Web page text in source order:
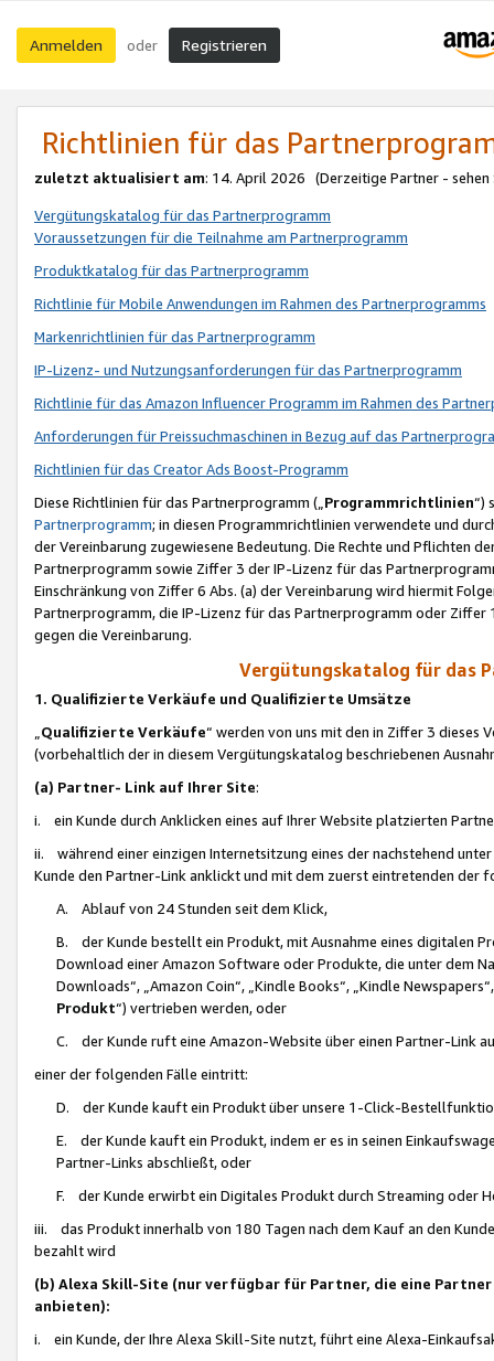
Anmelden oder Registrieren
Richtlinien für das
zuletzt aktualisiert am: 14. April 2026 (Derzeitige Partner - sehen
Vergütungskatalog für das Partnerprogramm
Voraussetzungen für die Teilnahme am Partnerprogramm
Produktkatalog für das Partnerprogramm
Richtlinie für Mobile Anwendungen im Rahmen des Partnerprogramms
Markenrichtlinien für das Partnerprogramm
IP-Lizenz- und Nutzungsanforderungen für das Partnerprogramm
Richtlinie für das Amazon Influencer Programm im Rahmen des
Anforderungen für Preissuchmaschinen in Bezug auf das
Richtlinien für das Creator Ads Boost-Programm
Diese Richtlinien für das Partnerprogramm („Programmrichtlinien“)
Partnerprogramm; in diesen Programmrichtlinien verwendete und
der Vereinbarung zugewiesene Bedeutung. Die Rechte und Pflichten
Partnerprogramm sowie Ziffer 3 der IP-Lizenz für das
Einschränkung von Ziffer 6 Abs. (a) der Vereinbarung wird hiermit
Partnerprogramm, die IP-Lizenz für das Partnerprogramm oder
gegen die Vereinbarung.
Vergütungskatalog für das
1. Qualifizierte Verkäufe und Qualifizierte Umsätze
Qualifizierte Verkäufe“ werden von uns mit den in Ziffer 3
(vorbehaltlich der in diesem Vergütungskatalog beschriebenen
(a) Partner- Link auf Ihrer Site:
i. ein Kunde durch Anklicken eines auf Ihrer Website platzierten
ii. während einer einzigen Internetsitzung eines der nachstehend
Kunde den Partner-Link anklickt und mit dem zuerst eintretenden der
A. Ablauf von 24 Stunden seit dem Klick,
B. der Kunde bestellt ein Produkt, mit Ausnahme eines digitalen
Download einer Amazon Software oder Produkte, die unter dem
Downloads“, „Amazon Coin“, „Kindle Books“, „Kindle
Produkt“) vertrieben werden, oder
C. der Kunde ruft eine Amazon-Website über einen Partner-Link
einer der folgenden Fälle eintritt:
D. der Kunde kauft ein Produkt über unsere 1-Click-
E. der Kunde kauft ein Produkt, indem er es in seinen
Partner-Links abschließt, oder
F. der Kunde erwirbt ein Digitales Produkt durch Streaming oder
iii. das Produkt innerhalb von 180 Tagen nach dem Kauf an den
bezahlt wird
(b) Alexa Skill-Site (nur verfügbar für Partner, die eine
anbieten):
i. ein Kunde, der Ihre Alexa Skill-Site nutzt, führt eine Alexa-